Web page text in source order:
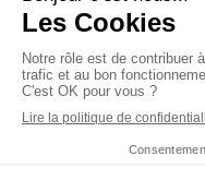
©2026 Alfahypnose
Plan du site
Mentions légales